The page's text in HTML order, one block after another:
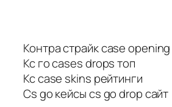
Контра страйк case
Кс го cases drops топ
Кс case skins рейтинги
Cs go кейсы cs go drop сайт